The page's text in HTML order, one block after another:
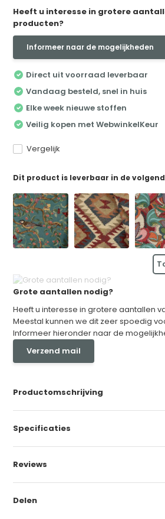
Heeft u interesse in grotere
producten?
Informeer naar de mogelijkheden
Direct uit voorraad leverbaar
Vandaag besteld, snel in huis
Elke week nieuwe stoffen
Veilig kopen met WebwinkelKeur
Vergelijk
Dit product is leverbaar in de
Grote aantallen nodig?
Heeft u interesse in grotere aantallen
Meestal kunnen we dit zeer spoedig
Informeer hieronder naar de
Verzend mail
Productomschrijving
Specificaties
Reviews
Delen